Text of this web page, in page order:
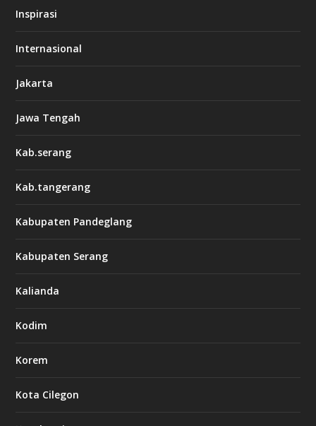
Inspirasi
Internasional
Jakarta
Jawa Tengah
Kab.serang
Kab.tangerang
Kabupaten Pandeglang
Kabupaten Serang
Kalianda
Kodim
Korem
Kota Cilegon